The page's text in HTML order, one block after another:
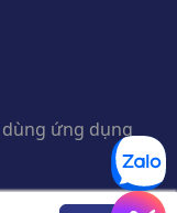
ứng dụng